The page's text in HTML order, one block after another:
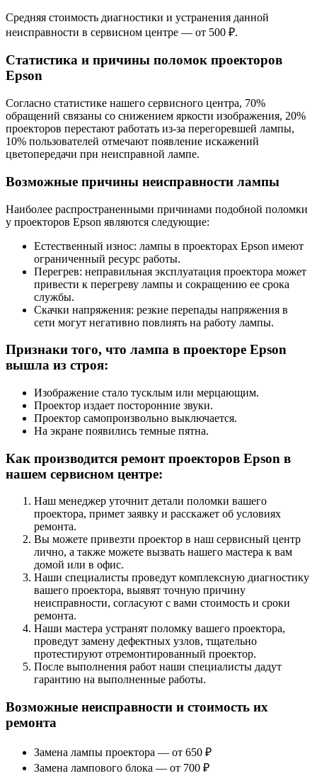
Средняя стоимость диагностики и устранения данной
неисправности в сервисном центре — от 500 ₽.
Статистика и причины поломок проекторов
Epson
Согласно статистике нашего сервисного центра, 70%
обращений связаны со снижением яркости изображения, 20%
проекторов перестают работать из-за перегоревшей лампы,
10% пользователей отмечают появление искажений
цветопередачи при неисправной лампе.
Возможные причины неисправности лампы
Наиболее распространенными причинами подобной поломки
у проекторов Epson являются следующие:
Естественный износ: лампы в проекторах Epson имеют
ограниченный ресурс работы.
Перегрев: неправильная эксплуатация проектора может
привести к перегреву лампы и сокращению ее срока
службы.
Скачки напряжения: резкие перепады напряжения в
сети могут негативно повлиять на работу лампы.
Признаки того, что лампа в проекторе Epson
вышла из строя:
Изображение стало тусклым или мерцающим.
Проектор издает посторонние звуки.
Проектор самопроизвольно выключается.
На экране появились темные пятна.
Как производится ремонт проекторов Epson в
нашем сервисном центре:
Наш менеджер уточнит детали поломки вашего
проектора, примет заявку и расскажет об условиях
ремонта.
Вы можете привезти проектор в наш сервисный центр
лично, а также можете вызвать нашего мастера к вам
домой или в офис.
Наши специалисты проведут комплексную диагностику
вашего проектора, выявят точную причину
неисправности, согласуют с вами стоимость и сроки
ремонта.
Наши мастера устранят поломку вашего проектора,
проведут замену дефектных узлов, тщательно
протестируют отремонтированный проектор.
После выполнения работ наши специалисты дадут
гарантию на выполненные работы.
Возможные неисправности и стоимость их
ремонта
Замена лампы проектора — от 650 ₽
Замена лампового блока — от 700 ₽